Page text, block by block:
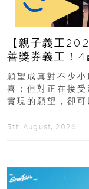
【親子義工
善獎券義工！4
新界
願望成真對不少
喜；但對正在接
實現的願望，卻
5th August, 2026 ｜